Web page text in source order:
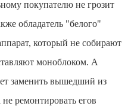
покупателю не грозит
обладатель "белого"
который не собирают
моноблоком. А
заменить вышедший из
ремонтировать егов